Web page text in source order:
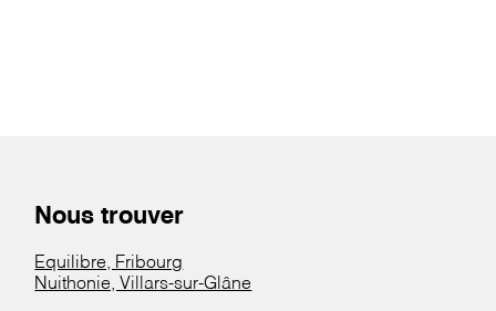
Nous trouver
Equilibre, Fribourg
Nuithonie, Villars-sur-Glâne